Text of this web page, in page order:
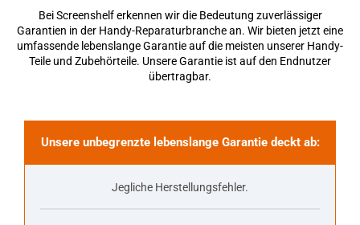
Bei Screenshelf erkennen wir die Bedeutung zuverlässiger
Garantien in der Handy-Reparaturbranche an. Wir bieten jetzt eine
umfassende lebenslange Garantie auf die meisten unserer Handy-
Teile und Zubehörteile. Unsere Garantie ist auf den Endnutzer
übertragbar.
Unsere unbegrenzte lebenslange Garantie deckt ab:
Jegliche Herstellungsfehler.